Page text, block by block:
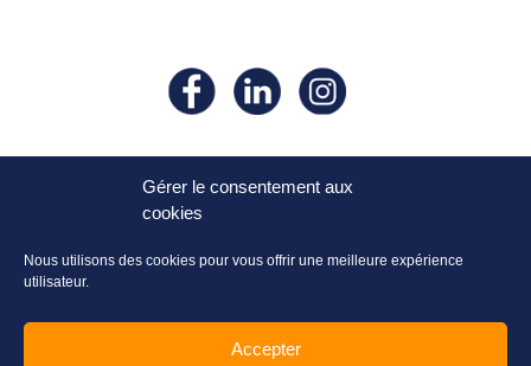
Gérer le consentement aux
cookies
Nous utilisons des cookies pour vous offrir une meilleure expérience
utilisateur.
Accepter